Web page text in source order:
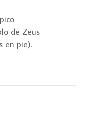
de Zeus
en pie).